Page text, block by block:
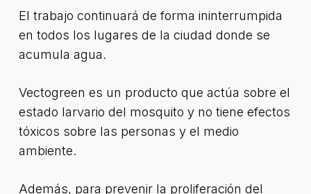
El trabajo continuará de forma ininterrumpida
en todos los lugares de la ciudad donde se
acumula agua.
Vectogreen es un producto que actúa sobre el
estado larvario del mosquito y no tiene efectos
tóxicos sobre las personas y el medio
ambiente.
Además, para prevenir la proliferación del